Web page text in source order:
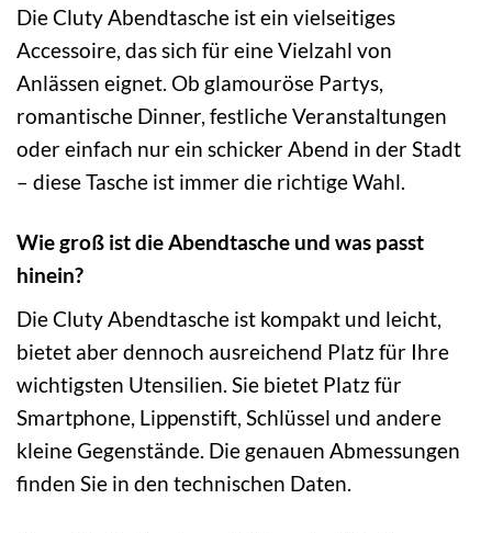
Die Cluty Abendtasche ist ein vielseitiges
Accessoire, das sich für eine Vielzahl von
Anlässen eignet. Ob glamouröse Partys,
romantische Dinner, festliche Veranstaltungen
oder einfach nur ein schicker Abend in der Stadt
– diese Tasche ist immer die richtige Wahl.
Wie groß ist die Abendtasche und was passt
hinein?
Die Cluty Abendtasche ist kompakt und leicht,
bietet aber dennoch ausreichend Platz für Ihre
wichtigsten Utensilien. Sie bietet Platz für
Smartphone, Lippenstift, Schlüssel und andere
kleine Gegenstände. Die genauen Abmessungen
finden Sie in den technischen Daten.